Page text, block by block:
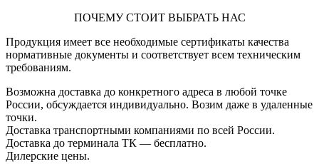
ПОЧЕМУ СТОИТ ВЫБРАТЬ НАС
Продукция имеет все необходимые сертификаты качества
нормативные документы и соответствует всем техническим
требованиям.
Возможна доставка до конкретного адреса в любой точке
России, обсуждается индивидуально. Возим даже в удаленные
точки.
Доставка транспортными компаниями по всей России.
Доставка до терминала ТК — бесплатно.
Дилерские цены.